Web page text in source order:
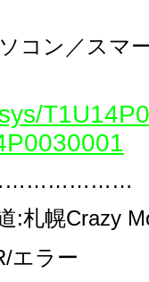
コン／スマ
:札幌Crazy
エラー